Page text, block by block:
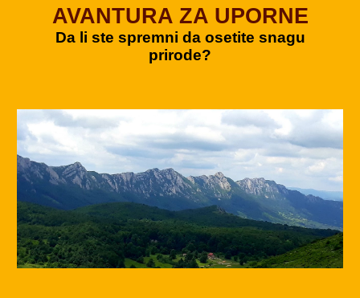
AVANTURA ZA UPORNE
Da li ste spremni da osetite snagu
prirode?